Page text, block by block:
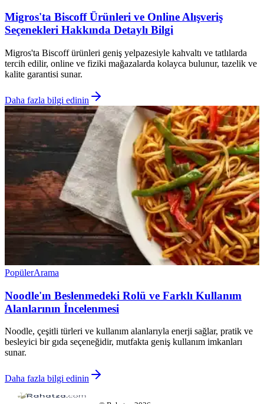
Migros'ta Biscoff Ürünleri ve Online Alışveriş
Seçenekleri Hakkında Detaylı Bilgi
Migros'ta Biscoff ürünleri geniş yelpazesiyle kahvaltı ve tatlılarda
tercih edilir, online ve fiziki mağazalarda kolayca bulunur, tazelik ve
kalite garantisi sunar.
Daha fazla bilgi edinin
PopülerArama
Noodle'ın Beslenmedeki Rolü ve Farklı Kullanım
Alanlarının İncelenmesi
Noodle, çeşitli türleri ve kullanım alanlarıyla enerji sağlar, pratik ve
besleyici bir gıda seçeneğidir, mutfakta geniş kullanım imkanları
sunar.
Daha fazla bilgi edinin